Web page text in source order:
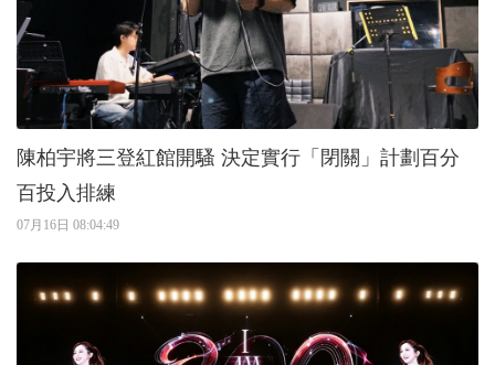
陳柏宇將三登紅館開騷 決定實行「閉關」計劃百分
百投入排練
07月16日 08:04:49